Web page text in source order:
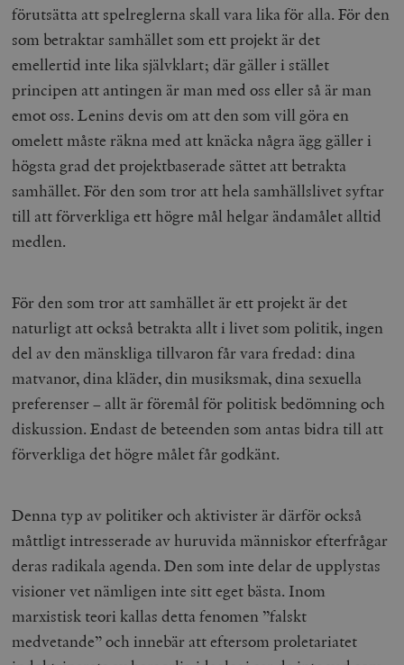
förutsätta att spelreglerna skall vara lika för alla. För den
som betraktar samhället som ett projekt är det
emellertid inte lika självklart; där gäller i stället
principen att antingen är man med oss eller så är man
emot oss. Lenins devis om att den som vill göra en
omelett måste räkna med att knäcka några ägg gäller i
högsta grad det projektbaserade sättet att betrakta
samhället. För den som tror att hela samhällslivet syftar
till att förverkliga ett högre mål helgar ändamålet alltid
medlen.
För den som tror att samhället är ett projekt är det
naturligt att också betrakta allt i livet som politik, ingen
del av den mänskliga tillvaron får vara fredad: dina
matvanor, dina kläder, din musiksmak, dina sexuella
preferenser – allt är föremål för politisk bedömning och
diskussion. Endast de beteenden som antas bidra till att
förverkliga det högre målet får godkänt.
Denna typ av politiker och aktivister är därför också
måttligt intresserade av huruvida människor efterfrågar
deras radikala agenda. Den som inte delar de upplystas
visioner vet nämligen inte sitt eget bästa. Inom
marxistisk teori kallas detta fenomen ”falskt
medvetande” och innebär att eftersom proletariatet